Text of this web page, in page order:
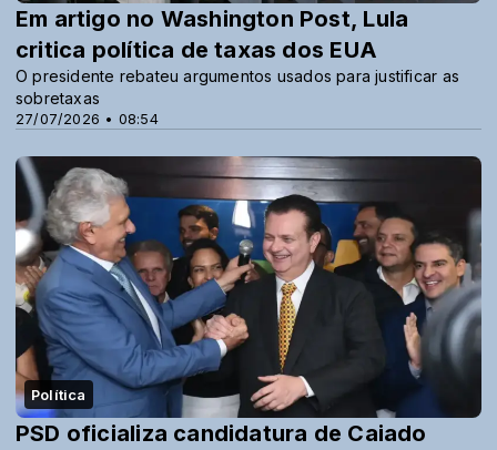
27/07/2026 • 08:54
Em artigo no Washington Post, Lula
critica política de taxas dos EUA
O presidente rebateu argumentos usados para justificar as
sobretaxas
Política
PSD oficializa candidatura de Caiado